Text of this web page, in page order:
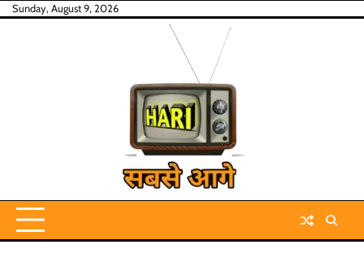
SkipSunday, August 9, 2026